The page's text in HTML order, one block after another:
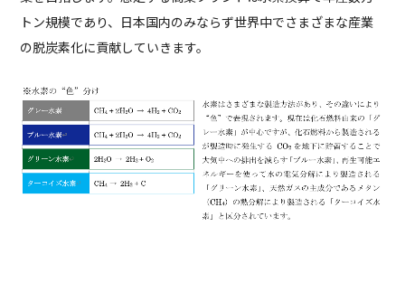
トン規模であり、日本国内のみならず世界中でさまざまな産業
の脱炭素化に貢献していきます。